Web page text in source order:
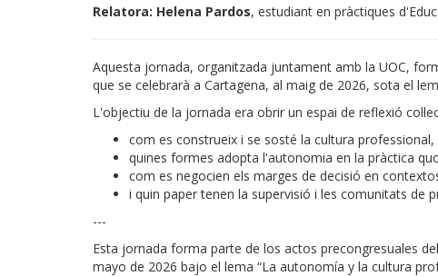
Relatora: Helena Pardos, estudiant en pràctiques
Aquesta jornada, organitzada juntament amb la UOC,
que se celebrarà a Cartagena, al maig de 2026, sota el
L'objectiu de la jornada era obrir un espai de reflexió
com es construeix i se sosté la cultura professional,
quines formes adopta l'autonomia en la pràctica
com es negocien els marges de decisió en
i quin paper tenen la supervisió i les comunitats de
---
Esta jornada forma parte de los actos precongresuales
mayo de 2026 bajo el lema “La autonomía y la cultura